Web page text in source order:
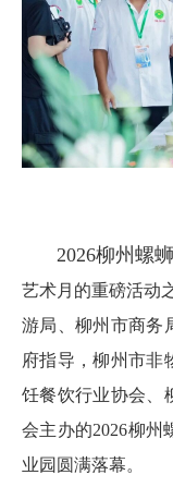
2026柳州螺
艺术月的重磅活动
游局、柳州市商务
府指导，柳州市非
饪餐饮行业协会、
会主办的2026柳州
业园圆满落幕。